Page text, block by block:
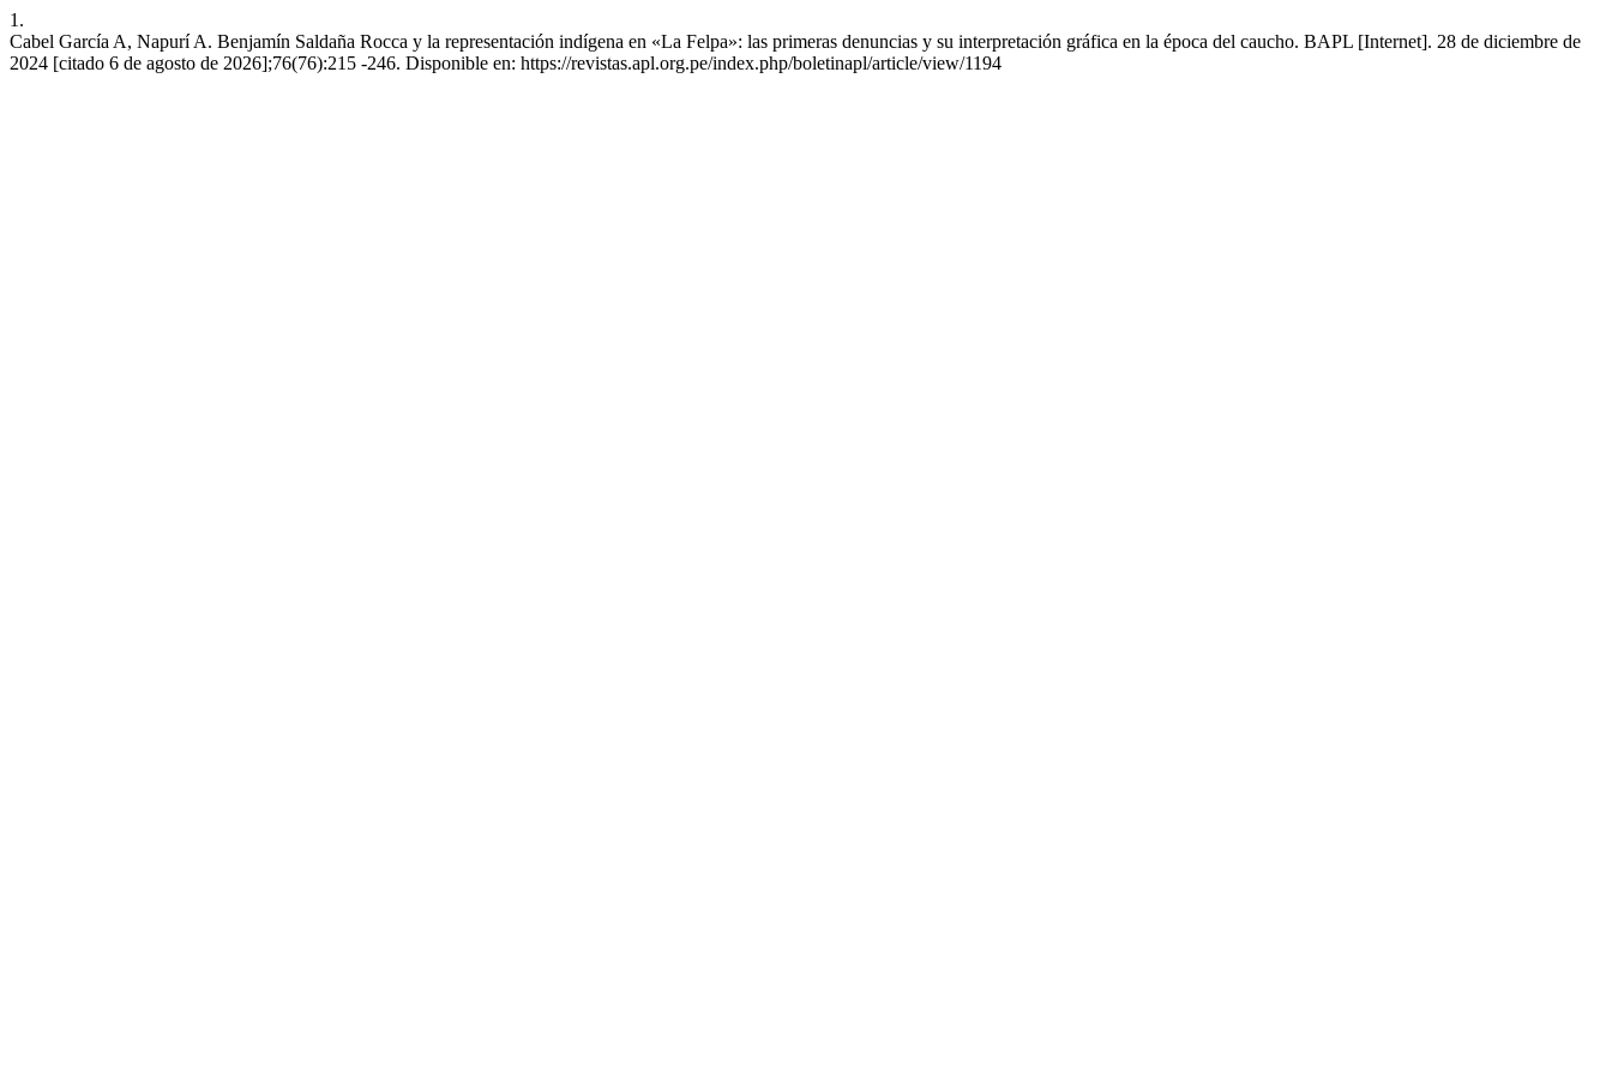
1.
Cabel García A, Napurí A. Benjamín Saldaña Rocca y la representación indígena en «La Felpa»: las primeras denuncias y su interpretación gráfica en la época del caucho. BAPL [Internet]. 28 de diciembre de
2024 [citado 6 de agosto de 2026];76(76):215 -246. Disponible en: https://revistas.apl.org.pe/index.php/boletinapl/article/view/1194